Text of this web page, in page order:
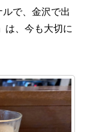
で、金沢で出
は、今も大切に